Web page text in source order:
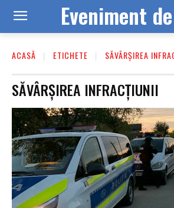
Eveniment
ACASĂ ETICHETE SĂVÂRȘIREA
SĂVÂRȘIREA INFRACȚIUNII